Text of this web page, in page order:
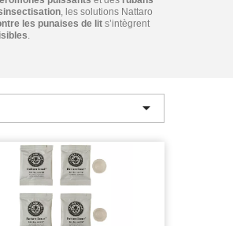
, les solutions Nattaro
les punaises de lit s’intègrent
.
